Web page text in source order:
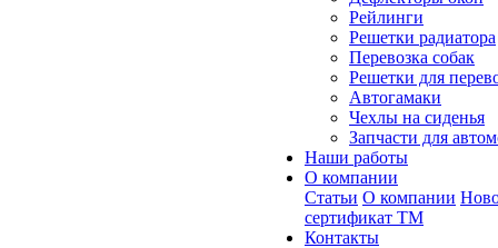
Рейлинги
Решетки радиатора
Перевозка собак
Решетки для
Автогамаки
Чехлы на сиденья
Запчасти для
Наши работы
О компании
Статьи О компании
сертификат ТМ
Контакты